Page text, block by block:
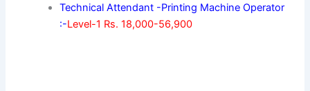
Technical Attendant -Printing Machine Operator
:-Level-1 Rs. 18,000-56,900